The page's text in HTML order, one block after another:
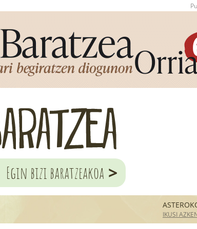
Egin bizi baratzeakoa >
IKUSI